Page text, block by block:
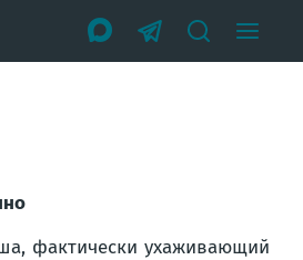
фактически ухаживающий